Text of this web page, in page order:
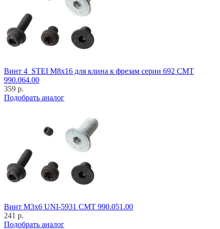
Винт 4_STEI M8x16 для клина к фрезам серии 692 CMT
990.064.00
359 р.
Подобрать аналог
Винт M3x6 UNI-5931 CMT 990.051.00
241 р.
Подобрать аналог